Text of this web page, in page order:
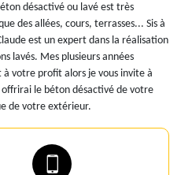
désactivé ou lavé est très
des allées, cours, terrasses... Sis à
est un expert dans la réalisation
lavés. Mes plusieurs années
à votre profit alors je vous invite à
offrirai le béton désactivé de votre
de votre extérieur.